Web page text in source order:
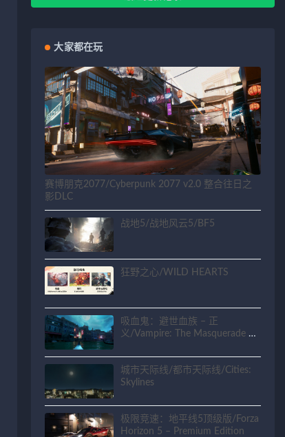
大家都在玩
赛博朋克2077/Cyberpunk 2077 v2.0 整合往日之
影DLC
战地5/战地风云5/BF5
狂野之心/WILD HEARTS
吸血鬼：避世血族 – 正
义/Vampire: The Masquerade –
城市天际线/都市天际线/Cities:
Skylines
极限竞速：地平线5顶级版/Forza
Horizon 5 – Premium Edition